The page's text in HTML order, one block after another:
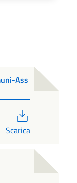
Ass
Scarica